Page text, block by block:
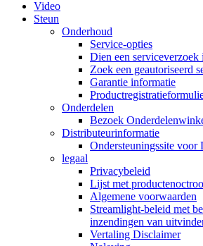
Video
Steun
Onderhoud
Service-opties
Dien een serviceverzoek
Zoek een geautoriseerd
Garantie informatie
Onderdelen
Bezoek
Distributeurinformatie
Ondersteuningssite voor
legaal
Privacybeleid
Lijst met
Algemene voorwaarden
Streamlight-beleid met
inzendingen van
Vertaling Disclaimer